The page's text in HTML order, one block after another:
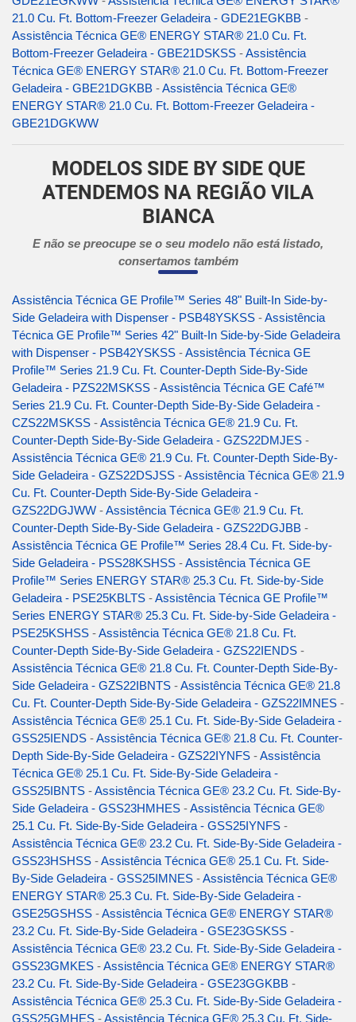
21.0 Cu. Ft. Bottom-Freezer Geladeira - GDE21EGKBB -
Assistência Técnica GE® ENERGY STAR® 21.0 Cu. Ft.
Bottom-Freezer Geladeira - GBE21DSKSS -Assistência
Técnica GE® ENERGY STAR® 21.0 Cu. Ft. Bottom-Freezer
Geladeira - GBE21DGKBB -Assistência Técnica GE®
ENERGY STAR® 21.0 Cu. Ft. Bottom-Freezer Geladeira -
GBE21DGKWW
MODELOS SIDE BY SIDE QUE
ATENDEMOS NA REGIÃO VILA
BIANCA
E não se preocupe se o seu modelo não está listado,
consertamos também
Assistência Técnica GE Profile™ Series 48" Built-In Side-by-
Side Geladeira with Dispenser - PSB48YSKSS -Assistência
Técnica GE Profile™ Series 42" Built-In Side-by-Side Geladeira
with Dispenser - PSB42YSKSS -Assistência Técnica GE
Profile™ Series 21.9 Cu. Ft. Counter-Depth Side-By-Side
Geladeira - PZS22MSKSS -Assistência Técnica GE Café™
Series 21.9 Cu. Ft. Counter-Depth Side-By-Side Geladeira -
CZS22MSKSS -Assistência Técnica GE® 21.9 Cu. Ft.
Counter-Depth Side-By-Side Geladeira - GZS22DMJES -
Assistência Técnica GE® 21.9 Cu. Ft. Counter-Depth Side-By-
Side Geladeira - GZS22DSJSS -Assistência Técnica GE® 21.9
Cu. Ft. Counter-Depth Side-By-Side Geladeira -
GZS22DGJWW -Assistência Técnica GE® 21.9 Cu. Ft.
Counter-Depth Side-By-Side Geladeira - GZS22DGJBB -
Assistência Técnica GE Profile™ Series 28.4 Cu. Ft. Side-by-
Side Geladeira - PSS28KSHSS -Assistência Técnica GE
Profile™ Series ENERGY STAR® 25.3 Cu. Ft. Side-by-Side
Geladeira - PSE25KBLTS -Assistência Técnica GE Profile™
Series ENERGY STAR® 25.3 Cu. Ft. Side-by-Side Geladeira -
PSE25KSHSS -Assistência Técnica GE® 21.8 Cu. Ft.
Counter-Depth Side-By-Side Geladeira - GZS22IENDS -
Assistência Técnica GE® 21.8 Cu. Ft. Counter-Depth Side-By-
Side Geladeira - GZS22IBNTS -Assistência Técnica GE® 21.8
Cu. Ft. Counter-Depth Side-By-Side Geladeira - GZS22IMNES -
Assistência Técnica GE® 25.1 Cu. Ft. Side-By-Side Geladeira -
GSS25IENDS -Assistência Técnica GE® 21.8 Cu. Ft. Counter-
Depth Side-By-Side Geladeira - GZS22IYNFS -Assistência
Técnica GE® 25.1 Cu. Ft. Side-By-Side Geladeira -
GSS25IBNTS -Assistência Técnica GE® 23.2 Cu. Ft. Side-By-
Side Geladeira - GSS23HMHES -Assistência Técnica GE®
25.1 Cu. Ft. Side-By-Side Geladeira - GSS25IYNFS -
Assistência Técnica GE® 23.2 Cu. Ft. Side-By-Side Geladeira -
GSS23HSHSS -Assistência Técnica GE® 25.1 Cu. Ft. Side-
By-Side Geladeira - GSS25IMNES -Assistência Técnica GE®
ENERGY STAR® 25.3 Cu. Ft. Side-By-Side Geladeira -
GSE25GSHSS -Assistência Técnica GE® ENERGY STAR®
23.2 Cu. Ft. Side-By-Side Geladeira - GSE23GSKSS -
Assistência Técnica GE® 23.2 Cu. Ft. Side-By-Side Geladeira -
GSS23GMKES -Assistência Técnica GE® ENERGY STAR®
23.2 Cu. Ft. Side-By-Side Geladeira - GSE23GGKBB -
Assistência Técnica GE® 25.3 Cu. Ft. Side-By-Side Geladeira -
GSS25GMHES -Assistência Técnica GE® 25.3 Cu. Ft. Side-